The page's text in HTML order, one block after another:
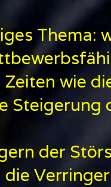
Thema:
Zeiten wie
der
die